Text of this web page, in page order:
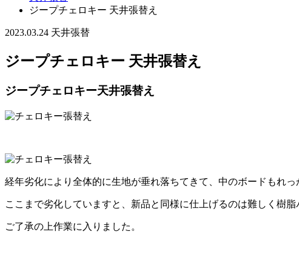
ジープチェロキー 天井張替え
2023.03.24 天井張替
ジープチェロキー 天井張替え
ジープチェロキー天井張替え
経年劣化により全体的に生地が垂れ落ちてきて、中のボードもれっ
ここまで劣化していますと、新品と同様に仕上げるのは難しく樹脂
ご了承の上作業に入りました。